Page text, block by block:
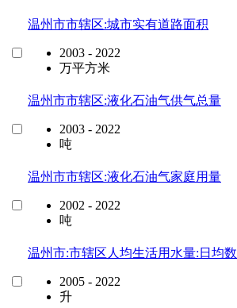
温州市市辖区:城市实有道路面积
2003 - 2022
万平方米
温州市市辖区:液化石油气供气总量
2003 - 2022
吨
温州市市辖区:液化石油气家庭用量
2002 - 2022
吨
温州市:市辖区人均生活用水量:日均数
2005 - 2022
升